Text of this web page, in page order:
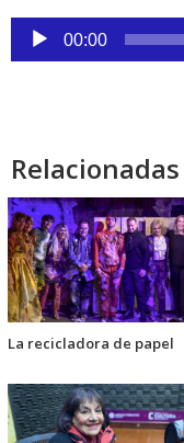
Reproductor
de
00:00
Relacionadas
La recicladora de papel